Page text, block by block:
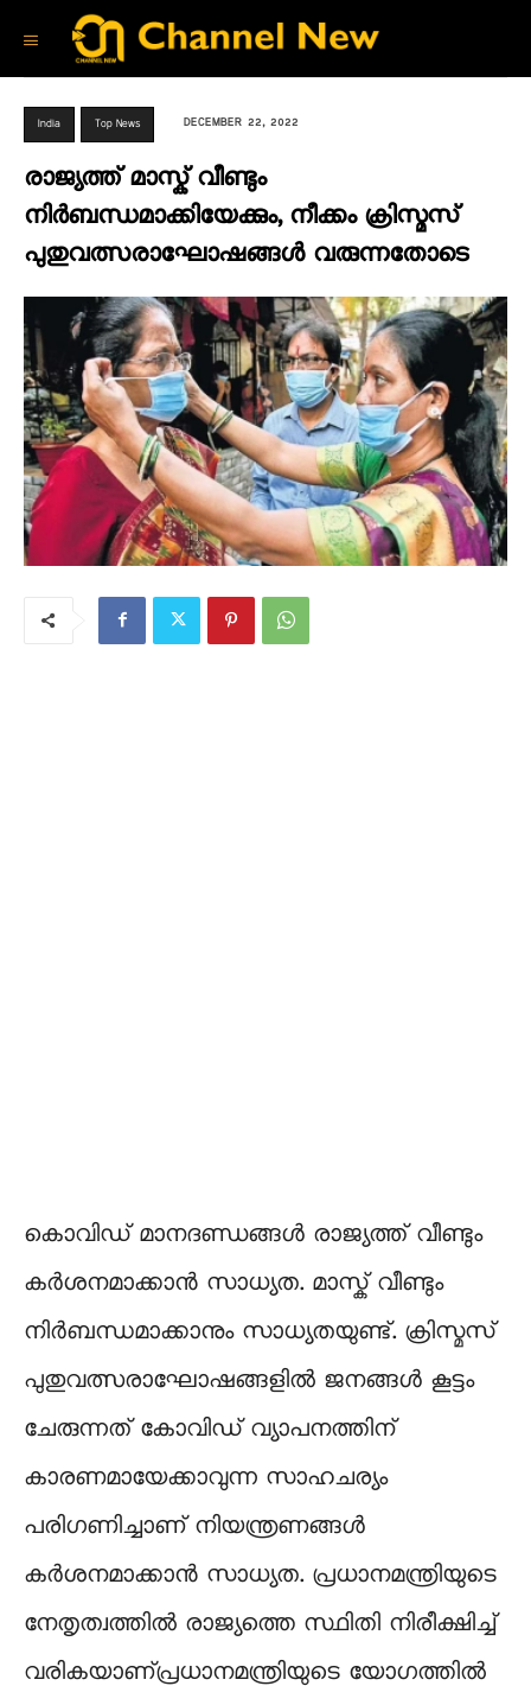
India Top News DECEMBER 22, 2022
രാജ്യത്ത് മാസ്ക് വീണ്ടും
നിർബന്ധമാക്കിയേക്കും, നീക്കം ക്രിസ്മസ്
പുതുവത്സരാഘോഷങ്ങൾ വരുന്നതോടെ
കൊവിഡ് മാനദണ്ഡങ്ങൾ രാജ്യത്ത് വീണ്ടും
കർശനമാക്കാൻ സാധ്യത. മാസ്ക് വീണ്ടും
നിർബന്ധമാക്കാനും സാധ്യതയുണ്ട്. ക്രിസ്മസ്
പുതുവത്സരാഘോഷങ്ങളിൽ ജനങ്ങൾ കൂട്ടം
ചേരുന്നത് കോവിഡ് വ്യാപനത്തിന്
കാരണമായേക്കാവുന്ന സാഹചര്യം
പരിഗണിച്ചാണ് നിയന്ത്രണങ്ങൾ
കർശനമാക്കാൻ സാധ്യത. പ്രധാനമന്ത്രിയുടെ
നേതൃത്വത്തിൽ രാജ്യത്തെ സ്ഥിതി നിരീക്ഷിച്ച്
വരികയാണ്പ്രധാനമന്ത്രിയുടെ യോഗത്തിൽ